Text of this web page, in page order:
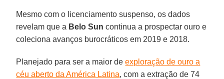
Mesmo com o licenciamento suspenso, os dados
revelam que a Belo Sun continua a prospectar ouro e
coleciona avanços burocráticos em 2019 e 2018.
Planejado para ser a maior deexploração de ouro a
céu aberto da América Latina, com a extração de 74